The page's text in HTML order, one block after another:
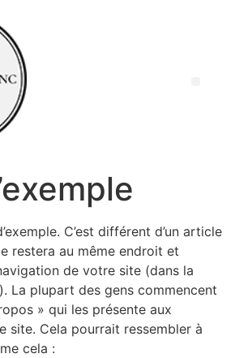
C’est différent d’un article
restera au même endroit et
de votre site (dans la
La plupart des gens commencent
» qui les présente aux
site. Cela pourrait ressembler à
cela :